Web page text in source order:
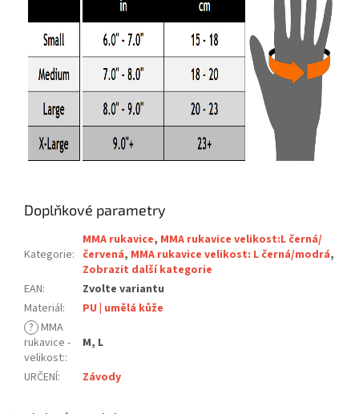
Doplňkové parametry
Kategorie:
MMA rukavice, MMA rukavice velikost:L černá/
červená, MMA rukavice velikost: L černá/modrá,
Zobrazit další kategorie
EAN:
Zvolte variantu
Materiál:
PU | umělá kůže
? MMA
rukavice -
velikost::
M, L
URČENÍ: Závody